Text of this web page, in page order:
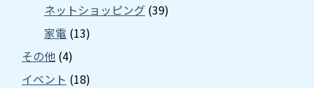
ネットショッピング (39)
家電 (13)
その他 (4)
イベント (18)